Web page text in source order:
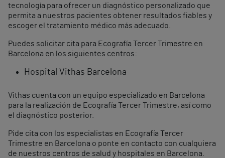
tecnología para ofrecer un diagnóstico personalizado que
permita a nuestros pacientes obtener resultados fiables y
escoger el tratamiento médico más adecuado.
Puedes solicitar cita para Ecografía Tercer Trimestre en
Barcelona en los siguientes centros:
Hospital Vithas Barcelona
Vithas cuenta con un equipo especializado en Barcelona
para la realización de Ecografía Tercer Trimestre, así como
el diagnóstico posterior.
Pide cita con los especialistas en Ecografía Tercer
Trimestre en Barcelona o ponte en contacto con cualquiera
de nuestros centros de salud y hospitales en Barcelona.